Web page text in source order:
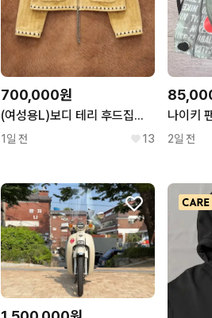
700,000원
(여성용L)보디 테리 후드집업 BODE CROQUET HOODIE
1일 전 13 2일 전